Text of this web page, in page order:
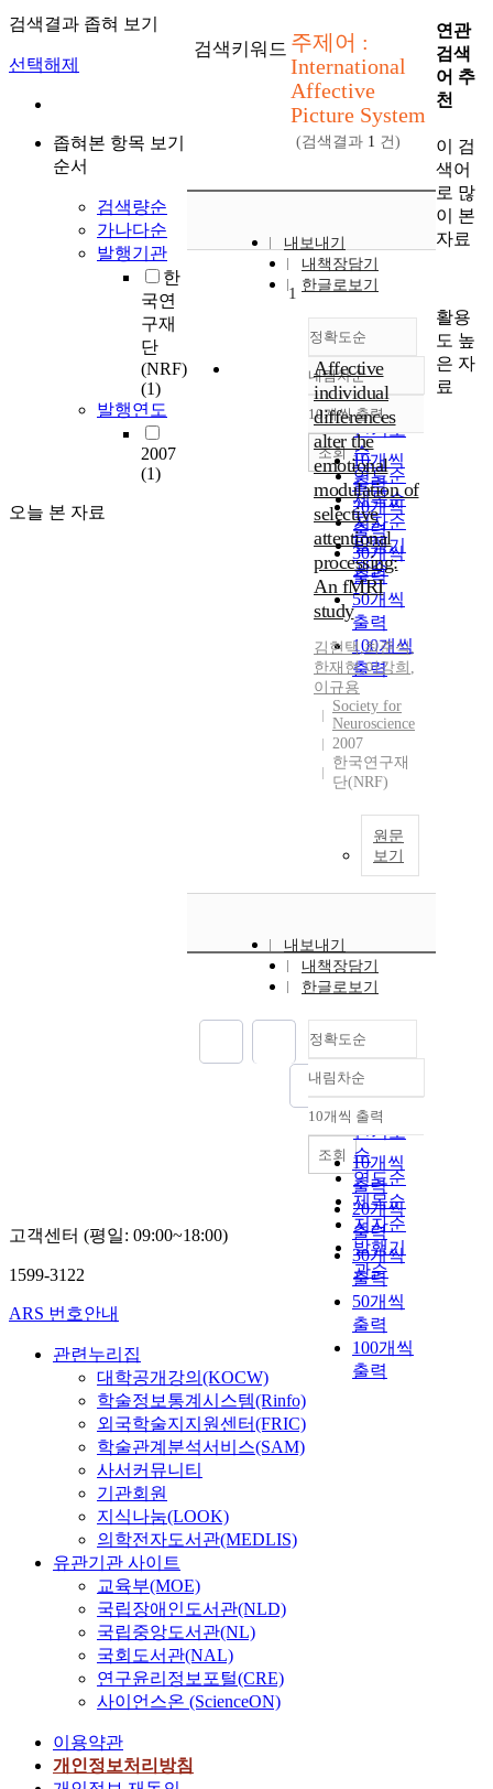
검색결과 좁혀 보기
선택해제
좁혀본 항목 보기
순서
검색량순
가나다순
발행기관
한
국연
구재
단
(NRF)
(1)
발행연도
2007
(1)
오늘 본 자료
검색키워드 주제어 :
International
Affective
Picture System
(검색결과 1 건)
내보내기
내책장담기
한글로보기
정확도순
정확도
순
인기도
순
연도순
제목순
저자순
발행기
관순
내림차순
내림차순
10개씩 출력
10개씩
출력
20개씩
출력
30개씩
출력
50개씩
출력
100개씩
출력
조회
1
Affective
individual
differences
alter the
emotional
modulation of
selective
attentional
processing:
An fMRI
study
김현택,최준식,
한재현,이강희 ,
이규용
Society for
Neuroscience
2007
한국연구재
단(NRF)
원문
보기
내보내기
내책장담기
한글로보기
정확도순
정확도
순
인기도
순
연도순
제목순
저자순
발행기
관순
내림차순
내림차순
10개씩 출력
10개씩
출력
20개씩
출력
30개씩
출력
50개씩
출력
100개씩
출력
조회
연관
검색
어 추
천
이 검
색어
로 많
이 본
자료
활용
도 높
은 자
료
고객센터 (평일: 09:00~18:00)
1599-3122
ARS 번호안내
관련누리집
대학공개강의(KOCW)
학술정보통계시스템(Rinfo)
외국학술지지원센터(FRIC)
학술관계분석서비스(SAM)
사서커뮤니티
기관회원
지식나눔(LOOK)
의학전자도서관(MEDLIS)
유관기관 사이트
교육부(MOE)
국립장애인도서관(NLD)
국립중앙도서관(NL)
국회도서관(NAL)
연구윤리정보포털(CRE)
사이언스온 (ScienceON)
이용약관
개인정보처리방침